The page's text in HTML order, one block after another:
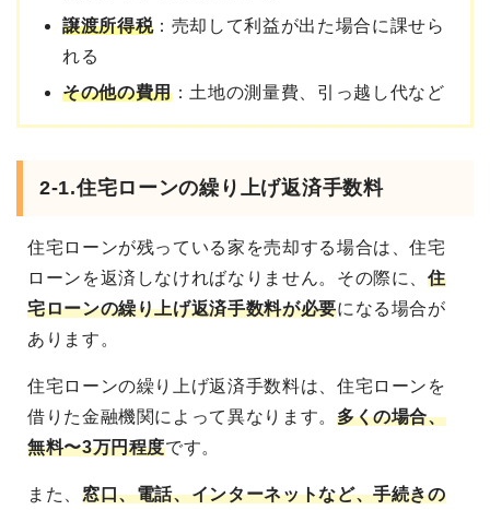
譲渡所得税：売却して利益が出た場合に課せら
れる
その他の費用：土地の測量費、引っ越し代など
2-1.住宅ローンの繰り上げ返済手数料
住宅ローンが残っている家を売却する場合は、住宅
ローンを返済しなければなりません。その際に、住
宅ローンの繰り上げ返済手数料が必要になる場合が
あります。
住宅ローンの繰り上げ返済手数料は、住宅ローンを
借りた金融機関によって異なります。 多くの場合、
無料〜3万円程度です。
また、 窓口、電話、インターネットなど、手続きの